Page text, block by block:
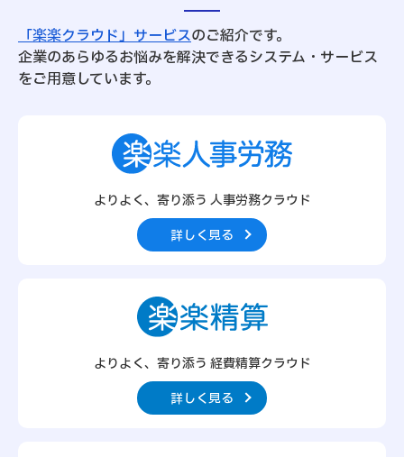
「楽楽クラウド」サービスのご紹介です。
企業のあらゆるお悩みを解決できるシステム・サービス
をご用意しています。
よりよく、寄り添う 人事労務クラウド
詳しく見る
よりよく、寄り添う 経費精算クラウド
詳しく見る